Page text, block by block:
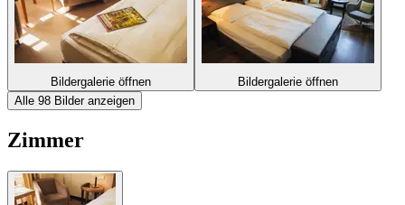
Bildergalerie öffnen
Bildergalerie öffnen
Alle 98 Bilder anzeigen
Zimmer